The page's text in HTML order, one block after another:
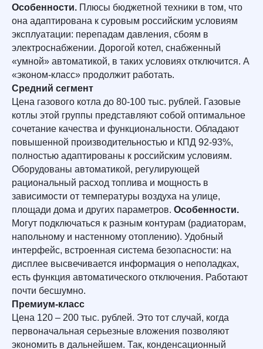
Особенности. Плюсы бюджетной техники в том, что
она адаптирована к суровым российским условиям
эксплуатации: перепадам давления, сбоям в
электроснабжении. Дорогой котел, снабженный
«умной» автоматикой, в таких условиях отключится. А
«эконом-класс» продолжит работать.
Средний сегмент
Цена газового котла до 80-100 тыс. рублей. Газовые
котлы этой группы представляют собой оптимальное
сочетание качества и функциональности. Обладают
повышенной производительностью и КПД 92-93%,
полностью адаптированы к российским условиям.
Оборудованы автоматикой, регулирующей
рациональный расход топлива и мощность в
зависимости от температуры воздуха на улице,
площади дома и других параметров. Особенности.
Могут подключаться к разным контурам (радиаторам,
напольному и настенному отоплению). Удобный
интерфейс, встроенная система безопасности: на
дисплее высвечивается информация о неполадках,
есть функция автоматического отключения. Работают
почти бесшумно.
Премиум-класс
Цена 120 – 200 тыс. рублей. Это тот случай, когда
первоначальная серьезные вложения позволяют
экономить в дальнейшем. Так, конденсационный